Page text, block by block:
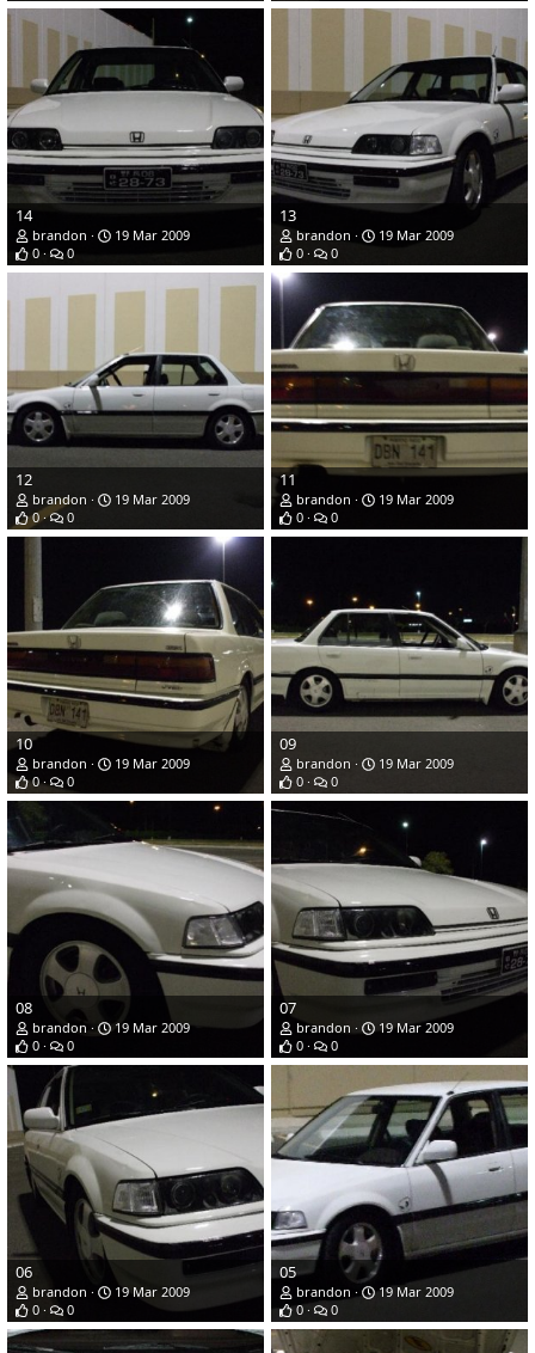
14
brandon
19 Mar 2009
0
0
13
brandon
19 Mar 2009
0
0
12
brandon
19 Mar 2009
0
0
11
brandon
19 Mar 2009
0
0
10
brandon
19 Mar 2009
0
0
09
brandon
19 Mar 2009
0
0
08
brandon
19 Mar 2009
0
0
07
brandon
19 Mar 2009
0
0
06
brandon
19 Mar 2009
0
0
05
brandon
19 Mar 2009
0
0